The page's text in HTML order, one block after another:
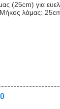
(25cm) για
λάμας: